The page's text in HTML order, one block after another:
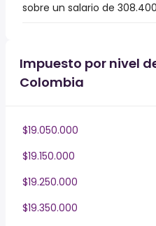
sobre un salario de
Impuesto por nivel
Colombia
$19.050.000
$19.150.000
$19.250.000
$19.350.000